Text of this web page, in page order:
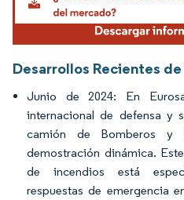
Desarrollos Recientes
Junio de 2024: En
internacional de defensa y
camión de Bomberos y
demostración dinámica.
de incendios está
respuestas de emergencia